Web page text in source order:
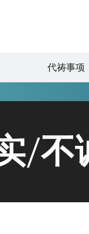
代祷事项
/不